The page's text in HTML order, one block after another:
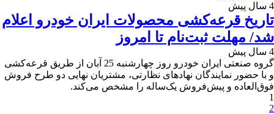
4 سال پیش
تاریخ قرعه‌کشی محصولات ایران خودرو اعلام
شد/ مهلت ثبت‌نام تا امروز
4 سال پیش
گروه صنعتی ایران خودرو روز چهارشنبه 25 آبان از طریق قرعه‌کشی
و با حضور نمایندگان نهادهای نظارتی، مشتریان نهایی دو طرح فروش
فوق‌العاده و پیش‌فروش یک‌ساله را مشخص می‌کند.
1
2